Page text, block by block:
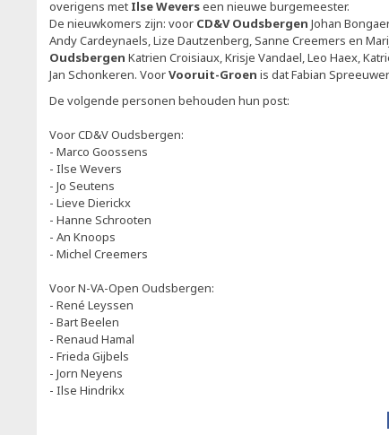
overigens met Ilse Weverseen nieuwe burgemeester.
De nieuwkomers zijn: voor CD&V Oudsbergen Johan
Andy Cardeynaels, Lize Dautzenberg, Sanne Creemers en
Oudsbergen Katrien Croisiaux, Krisje Vandael, Leo Haex,
Jan Schonkeren. VoorVooruit-Groen is dat Fabian
De volgende personen behouden hun post:
Voor CD&V Oudsbergen:
- Marco Goossens
- Ilse Wevers
- Jo Seutens
- Lieve Dierickx
- Hanne Schrooten
- An Knoops
- Michel Creemers
Voor N-VA-Open Oudsbergen:
- René Leyssen
- Bart Beelen
- Renaud Hamal
- Frieda Gijbels
- Jorn Neyens
- Ilse Hindrikx